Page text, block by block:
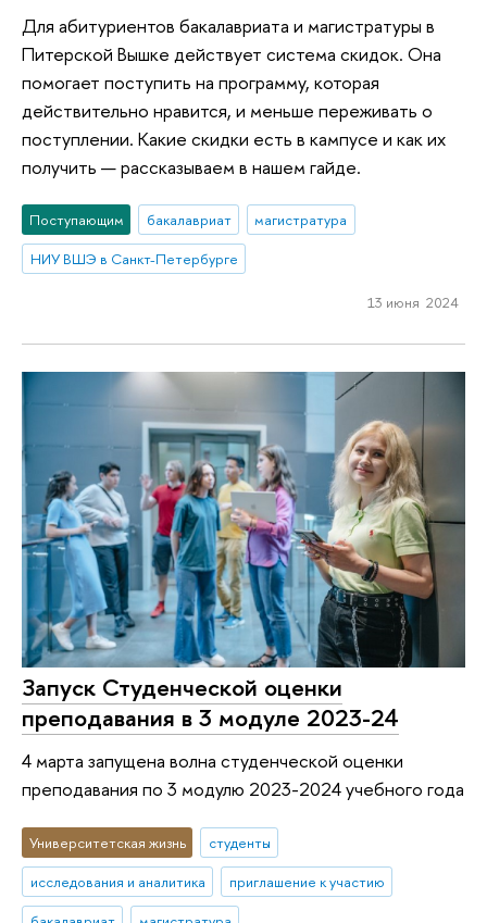
Для абитуриентов бакалавриата и магистратуры в
Питерской Вышке действует система скидок. Она
помогает поступить на программу, которая
действительно нравится, и меньше переживать о
поступлении. Какие скидки есть в кампусе и как их
получить — рассказываем в нашем гайде.
Поступающим бакалавриат
магистратура
НИУ ВШЭ в Санкт-Петербурге
13 июня 2024
Запуск Студенческой оценки
преподавания в 3 модуле 2023-24
4 марта запущена волна студенческой оценки
преподавания по 3 модулю 2023-2024 учебного года
Университетская жизнь
студенты
исследования и аналитика
приглашение к участию